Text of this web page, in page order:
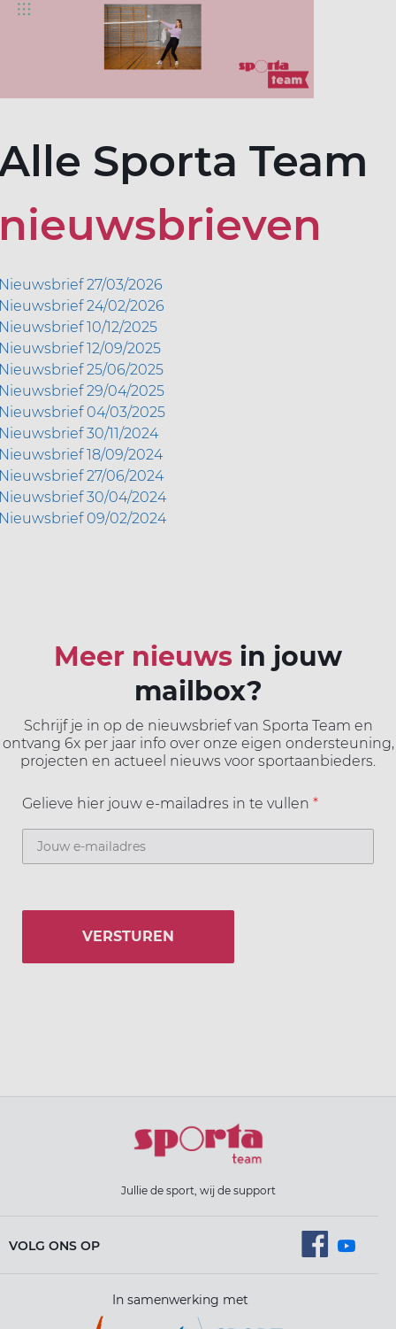
Sporta Team
27/03/2026
24/02/2026​​
10/12/2025​​
12/09/2025
25/06/2025
29/04/2025
04/03/2025
30/11/2024
18/09/2024
27/06/2024
30/04/2024
09/02/2024
Meer nieuws in jouw
mailbox?
Schrijf je in op de nieuwsbrief van Sporta Team en
ontvang 6x per jaar info over onze eigen ondersteuning,
projecten en actueel nieuws voor sportaanbieders.
Gelieve hier jouw e-mailadres in te vullen *
VERSTUREN
Jullie de sport, wij de support
VOLG ONS OP
In samenwerking met